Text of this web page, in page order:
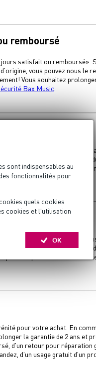
sont indispensables au
fonctionnalités pour
quels cookies
cookies et l'utilisation
OK
remboursé
satisfait ou remboursé».
vous pouvez nous le
Vous souhaitez
Bax Music
d’offrir 1 ou 2 ans de
de garantie sur tous nos
prolonger la garantie de 2
et bureaux seront ravis de
vous présenteront nos
pour vous aider au
pour votre achat. En
la garantie de 2 ans et
d'un retour pour réparation
d'un usage gratuit d'un